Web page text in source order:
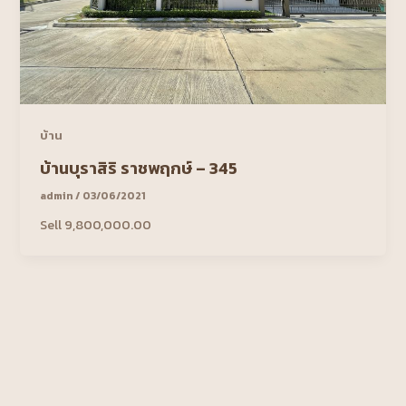
บ้าน
บ้านบุราสิริ ราชพฤกษ์ – 345
admin/ 03/06/2021
Sell 9,800,000.00